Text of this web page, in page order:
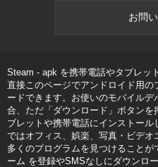
お問
Steam - apk を携帯電話やタブレッ
直接このページでアンドロイド用
ードできます。お使いのモバイル
合、ただ「ダウンロード」ボタン
ブレットや携帯電話にインストー
ではオフィス、娯楽、写真・ビデ
多くのプログラムを見つけること
ーム を登録やSMSなしにダウンロ